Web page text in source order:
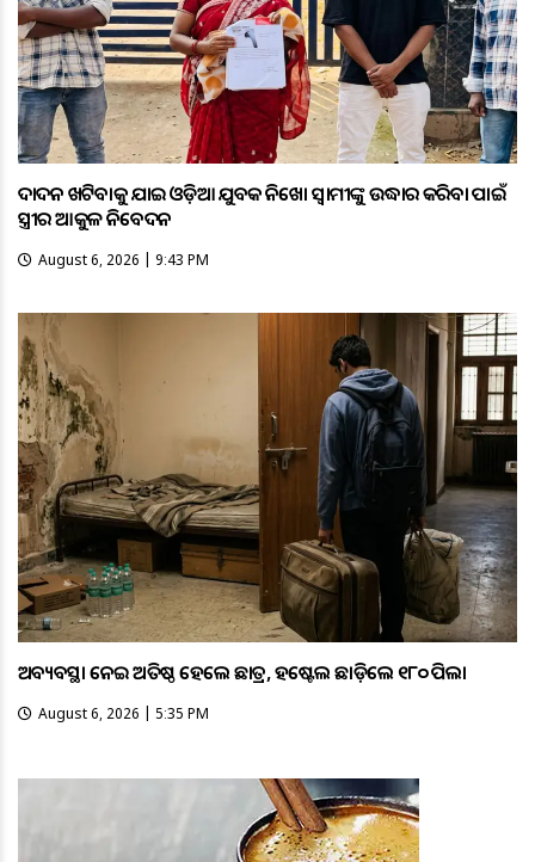
ଦାଦନ ଖଟିବାକୁ ଯାଇ ଓଡ଼ିଆ ଯୁବକ ନିଖୋଜ ସ୍ବାମୀଙ୍କୁ ଉଦ୍ଧାର କରିବା ପାଇଁ
ସ୍ତ୍ରୀର ଆକୁଳ ନିବେଦନ
August 6, 2026 | 9:43 PM
ଅବ୍ୟବସ୍ଥା ନେଇ ଅତିଷ୍ଠ ହେଲେ ଛାତ୍ର, ହଷ୍ଟେଲ ଛାଡ଼ିଲେ ୧୮୦ ପିଲା
August 6, 2026 | 5:35 PM